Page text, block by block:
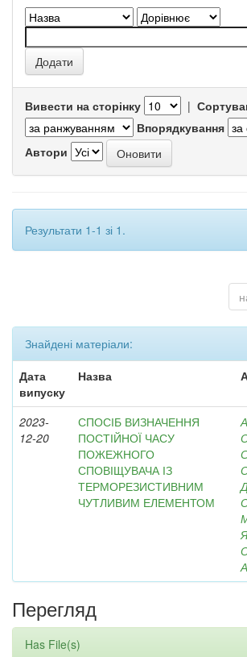
Вивести на сторінку |
Впорядкування
Автори
Результати 1-1 зі 1.
Знайдені матеріали:
Дата
випуску
Назва
2023-
12-20
СПОСІБ ВИЗНАЧЕННЯ
ПОСТІЙНОЇ ЧАСУ
ПОЖЕЖНОГО
СПОВІЩУВАЧА ІЗ
ТЕРМОРЕЗИСТИВНИМ
ЧУТЛИВИМ ЕЛЕМЕНТОМ
Перегляд
Has File(s)